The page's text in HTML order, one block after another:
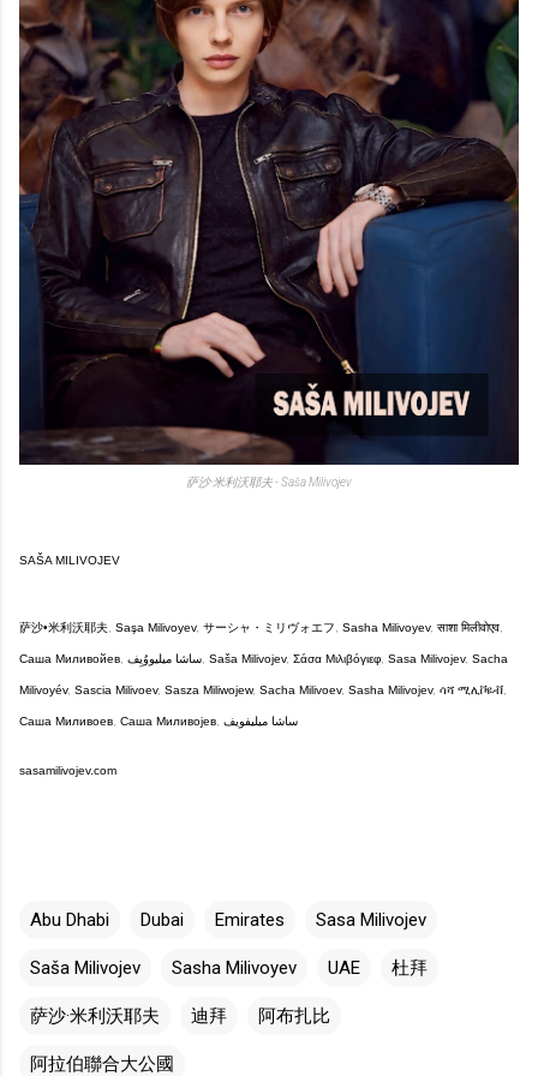
萨沙·米利沃耶夫 - Saša Milivojev
SAŠA MILIVOJEV
萨沙•米利沃耶夫 Saşa Milivoyev, サーシャ・ミリヴォエフ Sasha Milivoyev, साशा मिलीवोएव
Саша Миливойев ساشا میلیووُیِف Saša Milivojev, Σάσα Μιλιβόγιεφ Sasa Milivojev, Sacha
Milivoyév, Sascia Milivoev, Sasza Miliwojew, Sacha Milivoev, Sasha Milivojev, ሳሻ ሚሊቮዬቭ
Саша Миливоев Саша Миливојев ساشا ميليفويف
sasamilivojev.com
Abu Dhabi Dubai Emirates Sasa Milivojev
Saša Milivojev Sasha Milivoyev UAE 杜拜
萨沙·米利沃耶夫 迪拜 阿布扎比
阿拉伯聯合大公國